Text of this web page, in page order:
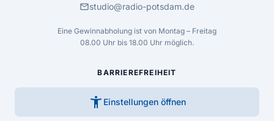
mailstudio@radio-potsdam.de
Eine Gewinnabholung ist von Montag – Freitag
08.00 Uhr bis 18.00 Uhr möglich.
BARRIEREFREIHEIT
accessibility_new Einstellungen öffnen